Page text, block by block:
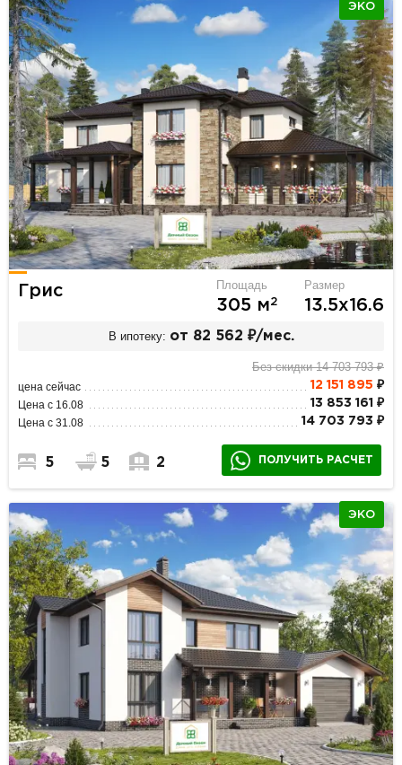
ЭКО
Грис Площадь
305 м2
Размер
13.5х16.6
В ипотеку: от 82 562 ₽/мес.
Без скидки 14 703 793 ₽
цена сейчас 12 151 895 ₽
Цена с 16.08 13 853 161 ₽
Цена с 31.08 14 703 793 ₽
5 5 2 ПОЛУЧИТЬ РАСЧЕТ
ЭКО